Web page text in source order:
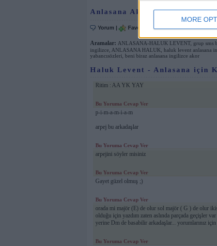
MORE
Anlasana Akor için
Yorum | Favorilere Ekle| Postala|
Aramalar: ANLASANA-HALUK LEVENT, grup sms
ingilizce ANLASANA HALUK haluk levent anlasana
yabancısözleri beni biraz anlasana ingilizce akor
Haluk Levent - Anlasana için
Ritim : AA YK YAY
Bu Yoruma Cevap Ver
p-i-m-a-m-i-a-m
arpej bu arkadaşlar
Bu Yoruma Cevap Ver
arpejini söyler misiniz
Bu Yoruma Cevap Ver
Gayet güzel olmuş ;)
Bu Yoruma Cevap Ver
orada mi majör (E) de olur sol majör ( G ) de olur
olduğu için yazdım zaten aslında parçada geçişler
yerine Dm de basabilir arkadaşlar... yorumlarınız
Bu Yoruma Cevap Ver